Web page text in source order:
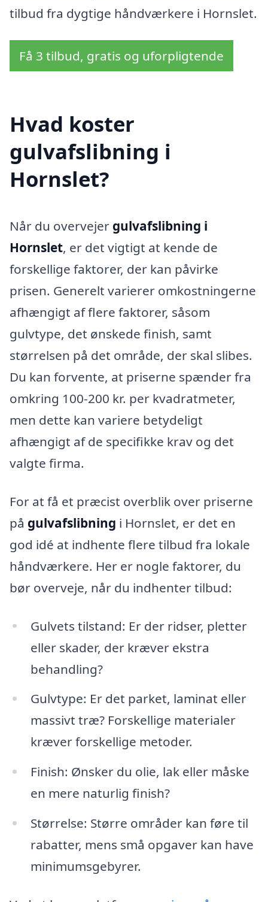
tilbud fra dygtige håndværkere i Hornslet.
Få 3 tilbud, gratis og uforpligtende
Hvad koster
gulvafslibning i
Hornslet?
Når du overvejer gulvafslibning i
Hornslet, er det vigtigt at kende de
forskellige faktorer, der kan påvirke
prisen. Generelt varierer omkostningerne
afhængigt af flere faktorer, såsom
gulvtype, det ønskede finish, samt
størrelsen på det område, der skal slibes.
Du kan forvente, at priserne spænder fra
omkring 100-200 kr. per kvadratmeter,
men dette kan variere betydeligt
afhængigt af de specifikke krav og det
valgte firma.
For at få et præcist overblik over priserne
på gulvafslibning i Hornslet, er det en
god idé at indhente flere tilbud fra lokale
håndværkere. Her er nogle faktorer, du
bør overveje, når du indhenter tilbud:
Gulvets tilstand: Er der ridser, pletter
eller skader, der kræver ekstra
behandling?
Gulvtype: Er det parket, laminat eller
massivt træ? Forskellige materialer
kræver forskellige metoder.
Finish: Ønsker du olie, lak eller måske
en mere naturlig finish?
Størrelse: Større områder kan føre til
rabatter, mens små opgaver kan have
minimumsgebyrer.